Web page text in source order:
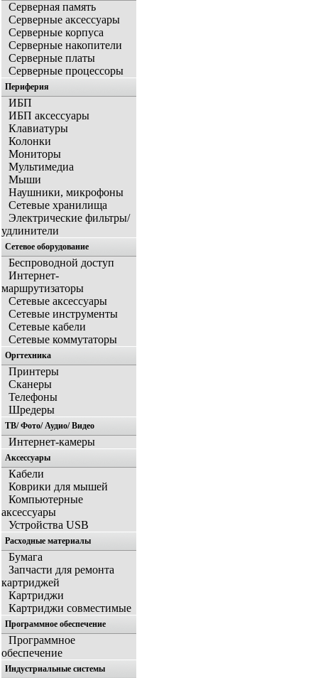
Серверная память
Серверные аксессуары
Серверные корпуса
Серверные накопители
Серверные платы
Серверные процессоры
Периферия
ИБП
ИБП аксессуары
Клавиатуры
Колонки
Мониторы
Мультимедиа
Мыши
Наушники, микрофоны
Сетевые хранилища
Электрические фильтры/
удлинители
Сетевое оборудование
Беспроводной доступ
Интернет-
маршрутизаторы
Сетевые аксессуары
Сетевые инструменты
Сетевые кабели
Сетевые коммутаторы
Оргтехника
Принтеры
Сканеры
Телефоны
Шредеры
ТВ/ Фото/ Аудио/ Видео
Интернет-камеры
Аксессуары
Кабели
Коврики для мышей
Компьютерные
аксессуары
Устройства USB
Расходные материалы
Бумага
Запчасти для ремонта
картриджей
Картриджи
Картриджи совместимые
Программное обеспечение
Программное
обеспечение
Индустриальные системы